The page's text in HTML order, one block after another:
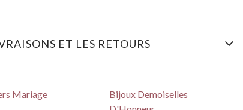
ET LES RETOURS
Mariage
Bijoux Demoiselles